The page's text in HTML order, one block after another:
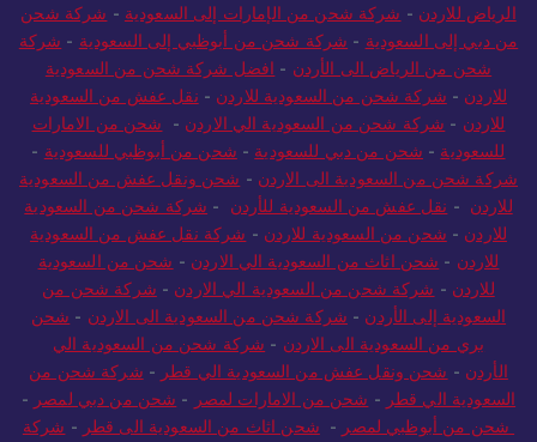
الرياض للاردن - شركة شحن من الإمارات إلى السعودية - شركة شحن
من دبي إلى السعودية - شركة شحن من أبوظبي إلى السعودية - شركة
شحن من الرياض الى الأردن - افضل شركة شحن من السعودية
للاردن - شركة شحن من السعودية للاردن - نقل عفش من السعودية
للاردن - شركة شحن من السعودية الي الاردن - شحن من الامارات
للسعودية - شحن من دبي للسعودية - شحن من أبوظبي للسعودية -
شركة شحن من السعودية الى الاردن - شحن ونقل عفش من السعودية
للاردن - نقل عفش من السعودية للأردن - شركة شحن من السعودية
للاردن - شحن من السعودية للاردن - شركة نقل عفش من السعودية
للاردن - شحن اثاث من السعودية الي الاردن - شحن من السعودية
للاردن - شركة شحن من السعودية الي الاردن - شركة شحن من
السعودية إلى الأردن - شركة شحن من السعودية الى الاردن - شحن
بري من السعودية الى الاردن - شركة شحن من السعودية الي
الأردن - شحن ونقل عفش من السعودية الي قطر - شركة شحن من
السعودية الي قطر - شحن من الامارات لمصر - شحن من دبي لمصر -
شحن من أبوظبي لمصر - شحن اثاث من السعودية الى قطر - شركة